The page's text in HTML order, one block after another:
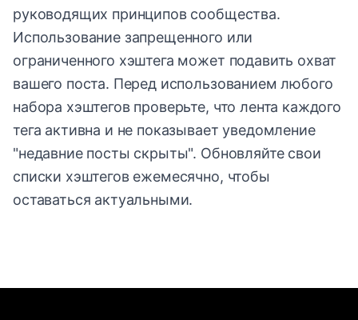
руководящих принципов сообщества.
Использование запрещенного или
ограниченного хэштега может подавить охват
вашего поста. Перед использованием любого
набора хэштегов проверьте, что лента каждого
тега активна и не показывает уведомление
"недавние посты скрыты". Обновляйте свои
списки хэштегов ежемесячно, чтобы
оставаться актуальными.